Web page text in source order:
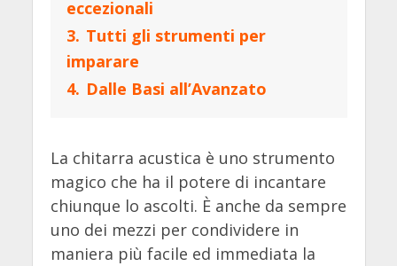
eccezionali
3. Tutti gli strumenti per
imparare
4. Dalle Basi all’Avanzato
La chitarra acustica è uno strumento
magico che ha il potere di incantare
chiunque lo ascolti. È anche da sempre
uno dei mezzi per condividere in
maniera più facile ed immediata la